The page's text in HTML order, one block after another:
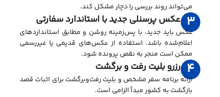
می‌تواند روند بررسی را دچار مشکل کند.
3 عکس پرسنلی جدید با استاندارد سفارتی
عکس باید جدید، با پس‌زمینه روشن و مطابق استانداردهای
اعلام‌شده باشد. استفاده از عکس‌های قدیمی یا غیررسمی
ممکن است منجر به نقص پرونده شود.
4 رزرو بلیت رفت و برگشت
ارائه برنامه سفر مشخص و بلیت رفت‌وبرگشت برای اثبات قصد
بازگشت به کشور مبدأ الزامی است.